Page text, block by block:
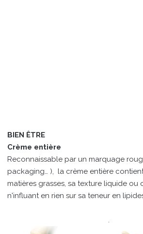
BIEN ÊTRE
Crème entière
Reconnaissable par un marquage
packaging… ), la crème entière
matières grasses, sa texture liquide ou
n'influant en rien sur sa teneur en
.